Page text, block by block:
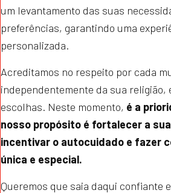
um levantamento das suas
preferências, garantindo uma
personalizada.
Acreditamos no respeito por cada
independentemente da sua religião,
escolhas. Neste momento, é a
nosso propósito é fortalecer a
incentivar o autocuidado e fazer
única e especial.
Queremos que saia daqui confiante